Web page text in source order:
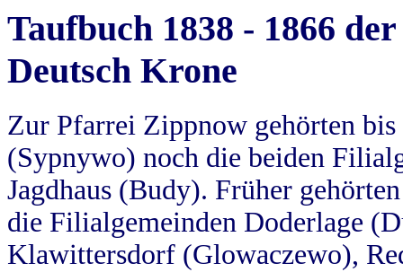
Taufbuch 1838 - 1866
Deutsch Krone
Zur Pfarrei Zippnow gehörten
(Sypnywo) noch die beiden
Jagdhaus (Budy). Früher
die Filialgemeinden Doderlage
Klawittersdorf (Glowaczewo),